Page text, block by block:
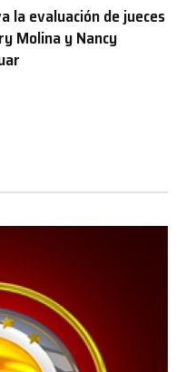
la evaluación de jueces
Molina y Nancy